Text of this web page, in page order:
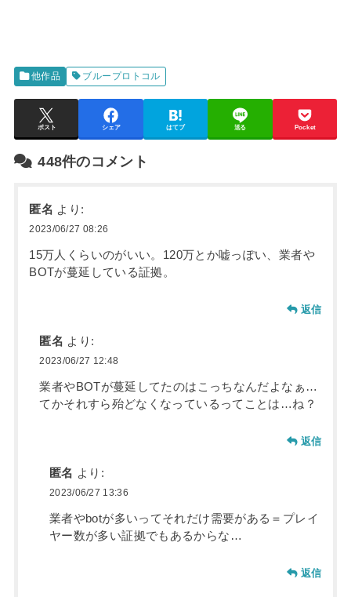
他作品 ブループロトコル
ポスト シェア はてブ 送る Pocket
448件のコメント
匿名 より:
2023/06/27 08:26
15万人くらいのがいい。120万とか嘘っぽい、業者や
BOTが蔓延している証拠。
返信
匿名 より:
2023/06/27 12:48
業者やBOTが蔓延してたのはこっちなんだよなぁ…
てかそれすら殆どなくなっているってことは…ね？
返信
匿名 より:
2023/06/27 13:36
業者やbotが多いってそれだけ需要がある＝プレイ
ヤー数が多い証拠でもあるからな…
返信